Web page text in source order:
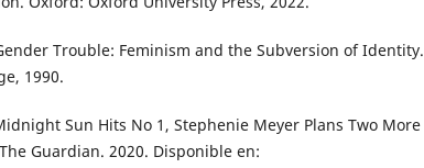
Trouble: Feminism and the Subversion of Identity.
1990.
Sun Hits No 1, Stephenie Meyer Plans Two More
Guardian. 2020. Disponible en: